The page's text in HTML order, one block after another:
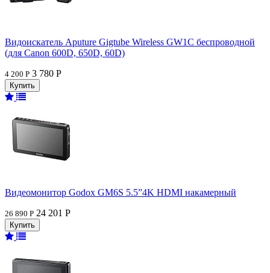
Видоискатель Aputure Gigtube Wireless GW1C беспроводной
(для Canon 600D, 650D, 60D)
4 200 Р 3 780 Р
Видеомонитор Godox GM6S 5.5”4K HDMI накамерный
26 890 Р 24 201 Р